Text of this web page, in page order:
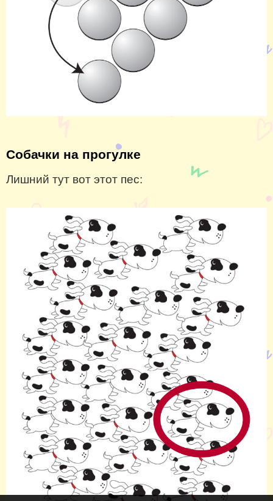
Собачки на прогулке
Лишний тут вот этот пес: